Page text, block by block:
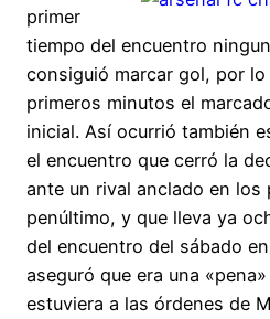
primer
tiempo del encuentro
consiguió marcar gol, por
primeros minutos el
inicial. Así ocurrió también
el encuentro que cerró la
ante un rival anclado en los
penúltimo, y que lleva ya
del encuentro del sábado
aseguró que era una
estuviera a las órdenes de